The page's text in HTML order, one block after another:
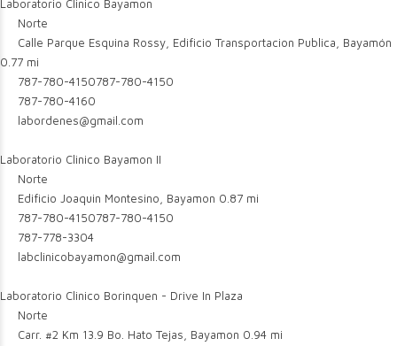
Laboratorio Clinico Bayamon
Norte
Calle Parque Esquina Rossy, Edificio Transportacion Publica, Bayamón
0.77 mi
787-780-4150787-780-4150
787-780-4160
labordenes@gmail.com
Laboratorio Clinico Bayamon II
Norte
Edificio Joaquin Montesino, Bayamon 0.87 mi
787-780-4150787-780-4150
787-778-3304
labclinicobayamon@gmail.com
Laboratorio Clinico Borinquen - Drive In Plaza
Norte
Carr. #2 Km 13.9 Bo. Hato Tejas, Bayamon 0.94 mi